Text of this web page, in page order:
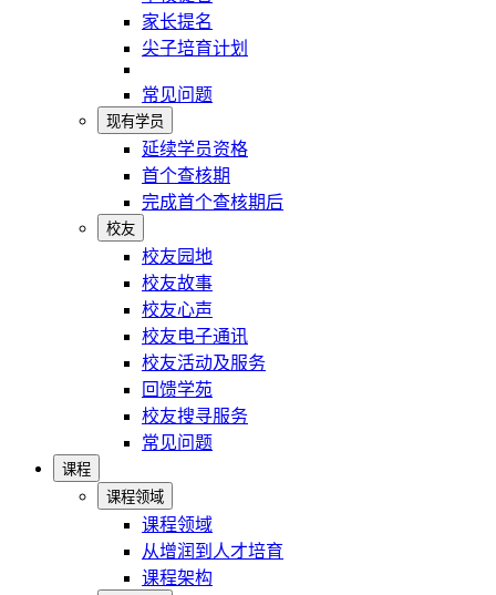
家长提名
尖子培育计划
常见问题
现有学员
延续学员资格
首个查核期
完成首个查核期后
校友
校友园地
校友故事
校友心声
校友电子通讯
校友活动及服务
回馈学苑
校友搜寻服务
常见问题
课程
课程领域
课程领域
从增润到人才培育
课程架构